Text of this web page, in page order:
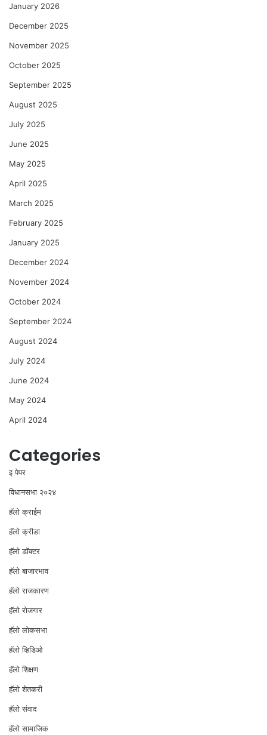
January 2026
December 2025
November 2025
October 2025
September 2025
August 2025
July 2025
June 2025
May 2025
April 2025
March 2025
February 2025
January 2025
December 2024
November 2024
October 2024
September 2024
August 2024
July 2024
June 2024
May 2024
April 2024
Categories
इ पेपर
विधानसभा २०२४
⁠हॅलो क्राईम
हॅलो क्रीडा
हॅलो डॉक्टर
हॅलो बाजारभाव
हॅलो राजकारण
⁠हॅलो रोजगार
हॅलो लोकसभा
⁠हॅलो व्हिडिओ
हॅलो शिक्षण
⁠हॅलो शेतकरी
⁠हॅलो संवाद
हॅलो सामाजिक